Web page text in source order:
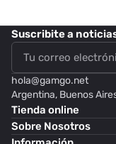
Suscribitea
hola@gamgo.net
Argentina, Buenos
Tienda online
Sobre Nosotros